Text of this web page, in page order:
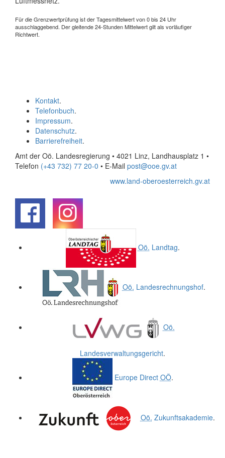
Für die Grenzwertprüfung ist der Tagesmittelwert von 0 bis 24 Uhr
ausschlaggebend. Der gleitende 24-Stunden Mittelwert gilt als vorläufiger
Richtwert.
Kontakt.
Telefonbuch.
Impressum.
Datenschutz.
Barrierefreiheit.
Amt der Oö. Landesregierung • 4021 Linz, Landhausplatz 1 •
Telefon (+43 732) 77 20-0 • E-Mail post@ooe.gv.at
www.land-oberoesterreich.gv.at
Oö. Landtag.
Oö. Landesrechnungshof.
Oö.
Landesverwaltungsgericht.
Europe Direct OÖ.
Oö. Zukunftsakademie.